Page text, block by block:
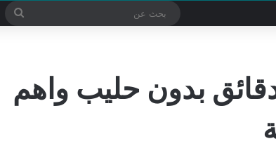
بحث
دقائق بدون حليب واهم